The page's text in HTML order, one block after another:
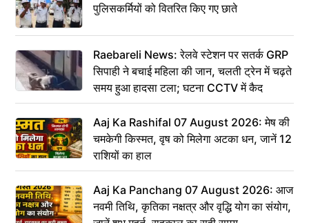
पुलिसकर्मियों को वितरित किए गए छाते
Raebareli News: रेलवे स्टेशन पर सतर्क GRP
सिपाही ने बचाई महिला की जान, चलती ट्रेन में चढ़ते
समय हुआ हादसा टला; घटना CCTV में कैद
Aaj Ka Rashifal 07 August 2026: मेष की
चमकेगी किस्मत, वृष को मिलेगा अटका धन, जानें 12
राशियों का हाल
Aaj Ka Panchang 07 August 2026: आज
नवमी तिथि, कृतिका नक्षत्र और वृद्धि योग का संयोग,